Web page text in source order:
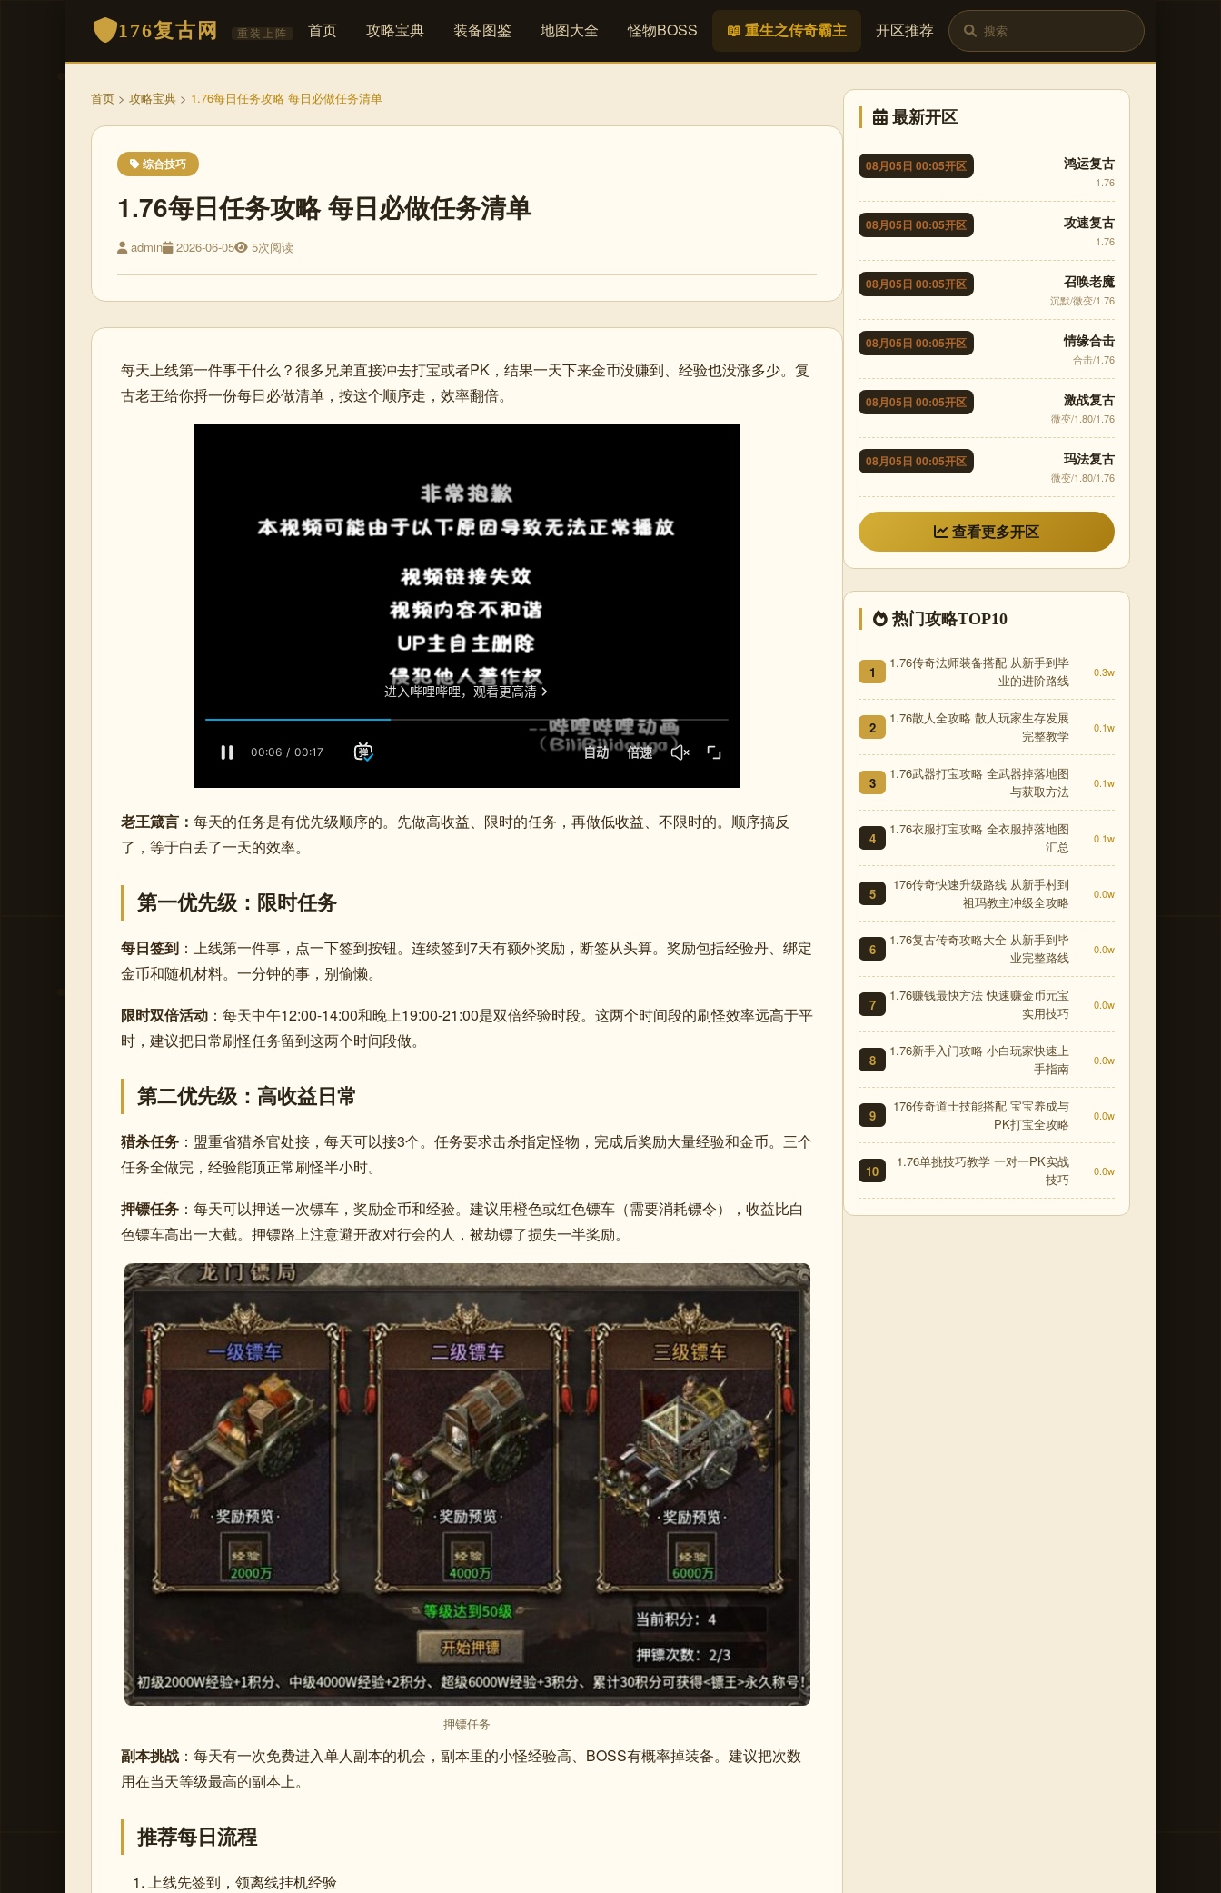
176复古网 重装上阵 首页 攻略宝典 装备图鉴 地图大全 怪物BOSS 📖 重生之传奇霸主 开区推荐
首页 > 攻略宝典 > 1.76每日任务攻略 每日必做任务清单
综合技巧
1.76每日任务攻略 每日必做任务清单
admin 2026-06-05 5次阅读
每天上线第一件事干什么？很多兄弟直接冲去打宝或者PK，结果一天下来金币没赚到、经验也没涨多少。复
古老王给你捋一份每日必做清单，按这个顺序走，效率翻倍。
老王箴言： 每天的任务是有优先级顺序的。先做高收益、限时的任务，再做低收益、不限时的。顺序搞反
了，等于白丢了一天的效率。
第一优先级：限时任务
每日签到 ：上线第一件事，点一下签到按钮。连续签到7天有额外奖励，断签从头算。奖励包括经验丹、绑定
金币和随机材料。一分钟的事，别偷懒。
限时双倍活动 ：每天中午12:00-14:00和晚上19:00-21:00是双倍经验时段。这两个时间段的刷怪效率远高于平
时，建议把日常刷怪任务留到这两个时间段做。
第二优先级：高收益日常
猎杀任务 ：盟重省猎杀官处接，每天可以接3个。任务要求击杀指定怪物，完成后奖励大量经验和金币。三个
任务全做完，经验能顶正常刷怪半小时。
押镖任务 ：每天可以押送一次镖车，奖励金币和经验。建议用橙色或红色镖车（需要消耗镖令），收益比白
色镖车高出一大截。押镖路上注意避开敌对行会的人，被劫镖了损失一半奖励。
押镖任务
副本挑战 ：每天有一次免费进入单人副本的机会，副本里的小怪经验高、BOSS有概率掉装备。建议把次数
用在当天等级最高的副本上。
推荐每日流程
上线先签到，领离线挂机经验
最新开区
08月05日 00:05开区 鸿运复古
1.76
08月05日 00:05开区 攻速复古
1.76
08月05日 00:05开区 召唤老魔
沉默/微变/1.76
08月05日 00:05开区 情缘合击
合击/1.76
08月05日 00:05开区 激战复古
微变/1.80/1.76
08月05日 00:05开区 玛法复古
微变/1.80/1.76
查看更多开区
热门攻略TOP10
1
1.76传奇法师装备搭配 从新手到毕
业的进阶路线
0.3w
2
1.76散人全攻略 散人玩家生存发展
完整教学
0.1w
3
1.76武器打宝攻略 全武器掉落地图
与获取方法
0.1w
4
1.76衣服打宝攻略 全衣服掉落地图
汇总
0.1w
5
176传奇快速升级路线 从新手村到
祖玛教主冲级全攻略
0.0w
6
1.76复古传奇攻略大全 从新手到毕
业完整路线
0.0w
7
1.76赚钱最快方法 快速赚金币元宝
实用技巧
0.0w
8
1.76新手入门攻略 小白玩家快速上
手指南
0.0w
9
176传奇道士技能搭配 宝宝养成与
PK打宝全攻略
0.0w
10
1.76单挑技巧教学 一对一PK实战
技巧
0.0w